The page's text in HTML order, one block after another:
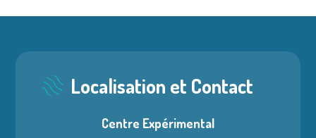
Localisation et Contact
Centre Expérimental